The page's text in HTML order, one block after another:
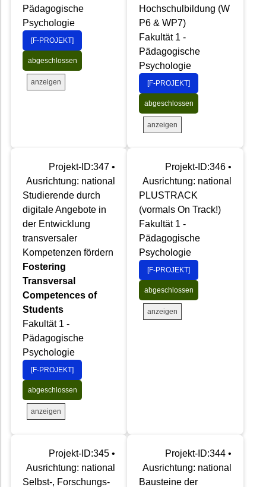
Pädagogische
Psychologie
[F-PROJEKT]
abgeschlossen
anzeigen
Hochschulbildung (W
P6 & WP7)
Fakultät 1 -
Pädagogische
Psychologie
[F-PROJEKT]
abgeschlossen
anzeigen
Projekt-ID:347 •
Ausrichtung: national
Studierende durch
digitale Angebote in
der Entwicklung
transversaler
Kompetenzen fördern
Fostering
Transversal
Competences of
Students
Fakultät 1 -
Pädagogische
Psychologie
[F-PROJEKT]
abgeschlossen
anzeigen
Projekt-ID:346 •
Ausrichtung: national
PLUSTRACK
(vormals On Track!)
Fakultät 1 -
Pädagogische
Psychologie
[F-PROJEKT]
abgeschlossen
anzeigen
Projekt-ID:345 •
Ausrichtung: national
Selbst-, Forschungs-
Projekt-ID:344 •
Ausrichtung: national
Bausteine der